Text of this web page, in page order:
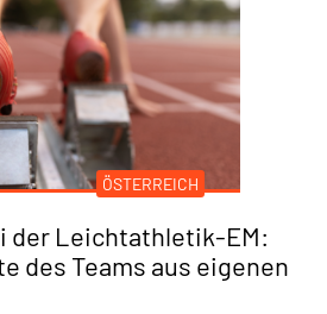
ÖSTERREICH
der Leichtathletik-EM:
des Teams aus eigenen